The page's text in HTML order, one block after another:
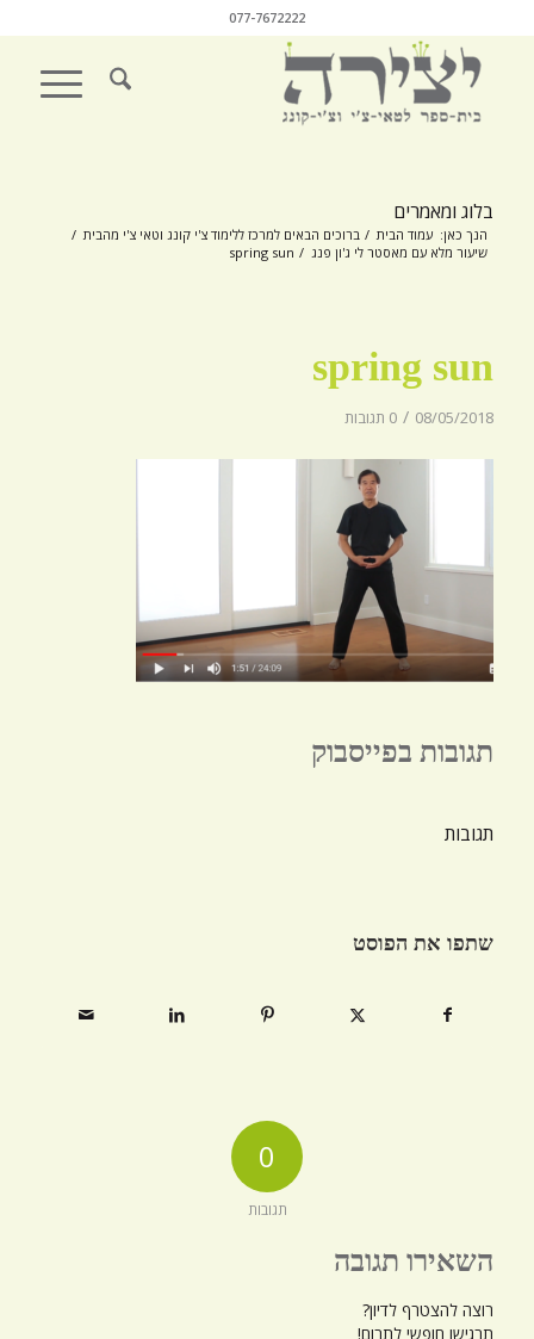
077-7672222
בלוג ומאמרים
הנך כאן: עמוד הבית / ברוכים הבאים למרכז ללימוד צ'י קונג וטאי צ'י מהבית /
שיעור מלא עם מאסטר לי ג'ון פנג /
spring sun
spring sun
08/05/2018
/ 0 תגובות
תגובות בפייסבוק
תגובות
שתפו את הפוסט
0
תגובות
השאירו תגובה
רוצה להצטרף לדיון?
תרגישו חופשי לתרום!